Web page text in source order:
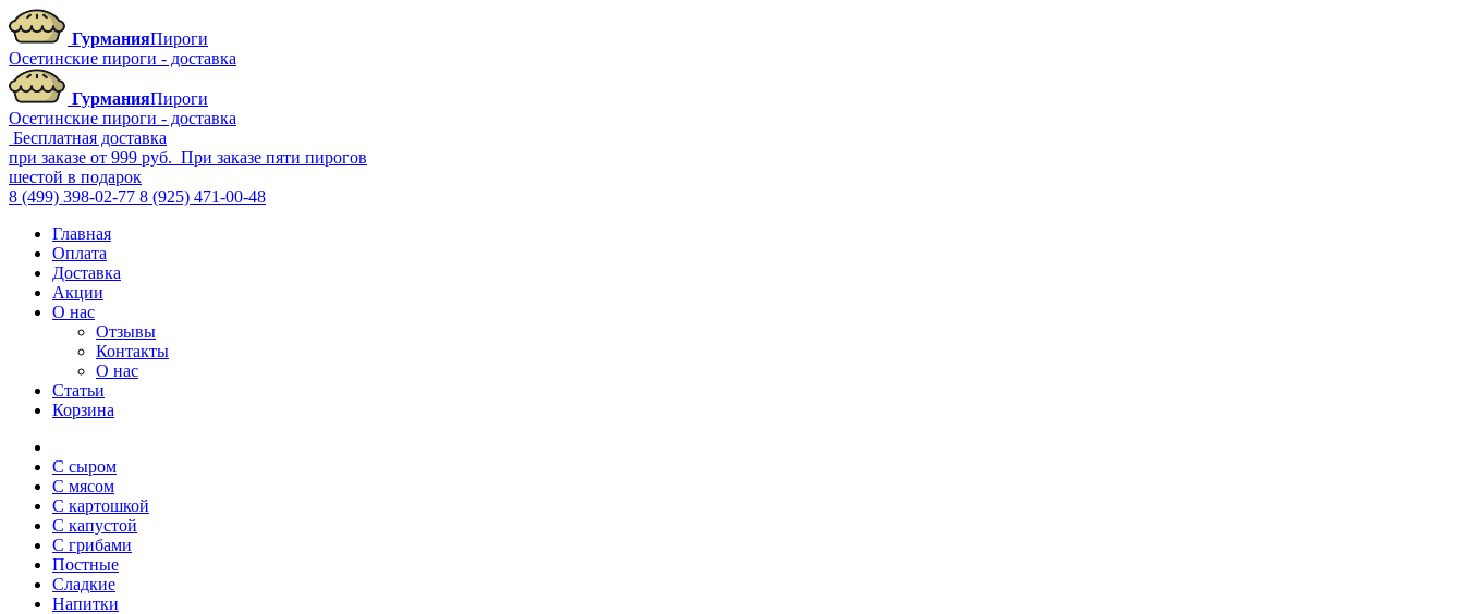
ГурманияПироги
Осетинские пироги - доставка
ГурманияПироги
Осетинские пироги - доставка
Бесплатная доставка
при заказе от 999 руб. При заказе пяти пирогов
шестой в подарок
8 (499) 398-02-77 8 (925) 471-00-48
Главная
Оплата
Доставка
Акции
О нас
Отзывы
Контакты
О нас
Статьи
Корзина
С сыром
С мясом
С картошкой
С капустой
С грибами
Постные
Сладкие
Напитки